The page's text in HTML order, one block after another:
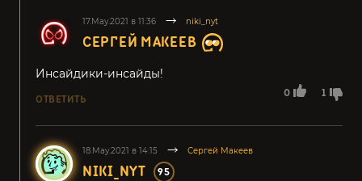
17.May.2021 в 11:36 niki_nyt
СЕРГЕЙ МАКЕЕВ
0 1
Инсайдики-инсайды!
ОТВЕТИТЬ
18.May.2021 в 14:15 Сергей Макеев
NIKI_NYT 95